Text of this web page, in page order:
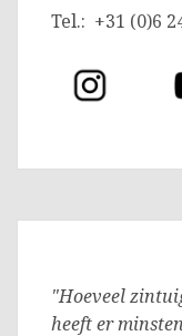
Tel.: +31 (0)6
"Hoeveel
heeft er